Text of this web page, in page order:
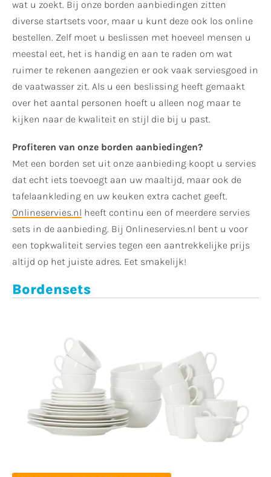
wat u zoekt. Bij onze borden aanbiedingen zitten
diverse startsets voor, maar u kunt deze ook los online
bestellen. Zelf moet u beslissen met hoeveel mensen u
meestal eet, het is handig en aan te raden om wat
ruimer te rekenen aangezien er ook vaak serviesgoed in
de vaatwasser zit. Als u een beslissing heeft gemaakt
over het aantal personen hoeft u alleen nog maar te
kijken naar de kwaliteit en stijl die bij u past.
Profiteren van onze borden aanbiedingen?
Met een borden set uit onze aanbieding koopt u servies
dat echt iets toevoegt aan uw maaltijd, maar ook de
tafelaankleding en uw keuken extra cachet geeft.
Onlineservies.nl heeft continu een of meerdere servies
sets in de aanbieding. Bij Onlineservies.nl bent u voor
een topkwaliteit servies tegen een aantrekkelijke prijs
altijd op het juiste adres. Eet smakelijk!
Bordensets